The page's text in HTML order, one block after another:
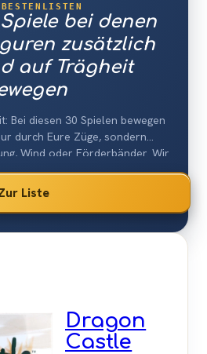
Spiele bei denen
zusätzlich
auf Trägheit
Bei diesen 30 Spielen bewegen
durch Eure Züge, sondern
Wind oder Förderbänder. Wir
mit dieser Mechanik verglichen.
Liste
Dragon
Castle